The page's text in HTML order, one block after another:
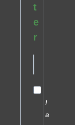
t
e
r
I
a